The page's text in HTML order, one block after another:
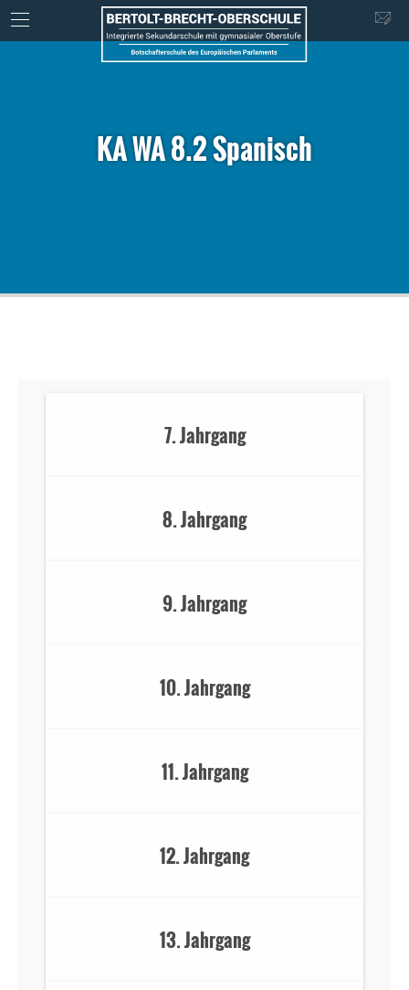
KA WA 8.2 Spanisch
7. Jahrgang
8. Jahrgang
9. Jahrgang
10. Jahrgang
11. Jahrgang
12. Jahrgang
13. Jahrgang